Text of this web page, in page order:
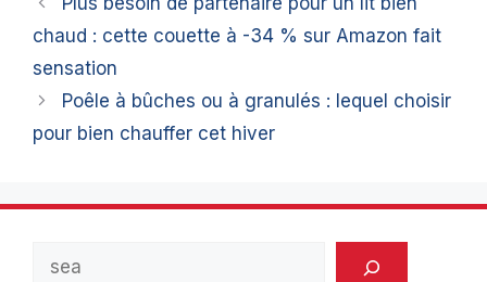
chaud : cette couette à -34 % sur Amazon fait
sensation
Poêle à bûches ou à granulés : lequel choisir
pour bien chauffer cet hiver